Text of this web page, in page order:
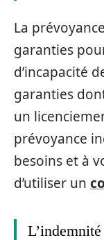
La
garanties
d’incapacité
garanties
un
prévoyance
besoins et à
d’utiliser un